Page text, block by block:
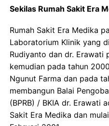
Sekilas Rumah Sakit Era
Rumah Sakit Era Medika
Laboratorium Klinik yang
Rudiyanto dan dr. Erawati
kemudian pada tahun
Ngunut Farma dan pada
membangun Balai
(BPRB) / BKIA dr. Erawati
Sakit Era Medika dan